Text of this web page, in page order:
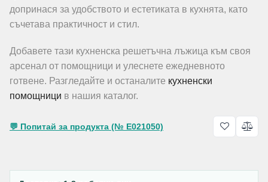
допринася за удобството и естетиката в кухнята, като
съчетава практичност и стил.
Добавете тази кухненска решетъчна лъжица към своя
арсенал от помощници и улеснете ежедневното
готвене. Разгледайте и останалите кухненски
помощници в нашия каталог.
💬 Попитай за продукта (№ E021050)